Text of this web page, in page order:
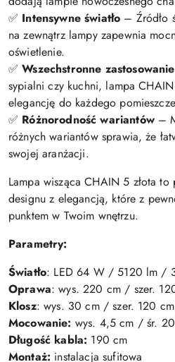
✅ Intensywne światło – Źródło
na zewnątrz lampy zapewnia
oświetlenie.
✅Wszechstronne zastosowanie
sypialni czy kuchni, lampa
elegancję do każdego
✅ Różnorodność wariantów–
różnych wariantów sprawia, że
swojej aranżacji.
Lampa wisząca CHAIN 5 złota to
designu z elegancją, które z
punktem w Twoim wnętrzu.
Parametry:
Światło: LED 64 W / 5120 lm /
Oprawa: wys. 220 cm / szer.
Klosz: wys. 30 cm / szer. 120
Mocowanie: wys. 4,5 cm / śr.
Długość kabla: 190 cm
Montaż: instalacja sufitowa